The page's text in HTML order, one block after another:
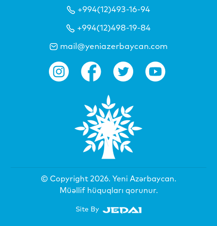
+994(12)493-16-94
+994(12)498-19-84
mail@yeniazerbaycan.com
© Copyright 2026. Yeni Azərbaycan.
Müəllif hüquqları qorunur.
Site By